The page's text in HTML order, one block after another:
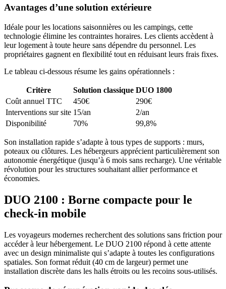
Avantages d’une solution extérieure
Idéale pour les locations saisonnières ou les campings, cette
technologie élimine les contraintes horaires. Les clients accèdent à
leur logement à toute heure sans dépendre du personnel. Les
propriétaires gagnent en flexibilité tout en réduisant leurs frais fixes.
Le tableau ci-dessous résume les gains opérationnels :
Critère Solution classique DUO 1800
Coût annuel TTC
450€
290€
Interventions sur site 15/an
2/an
Disponibilité
70% 99,8%
Son installation rapide s’adapte à tous types de supports : murs,
poteaux ou clôtures. Les hébergeurs apprécient particulièrement son
autonomie énergétique (jusqu’à 6 mois sans recharge). Une véritable
révolution pour les structures souhaitant allier performance et
économies.
DUO 2100 : Borne compacte pour le
check-in mobile
Les voyageurs modernes recherchent des solutions sans friction pour
accéder à leur hébergement. Le DUO 2100 répond à cette attente
avec un design minimaliste qui s’adapte à toutes les configurations
spatiales. Son format réduit (40 cm de largeur) permet une
installation discrète dans les halls étroits ou les recoins sous-utilisés.